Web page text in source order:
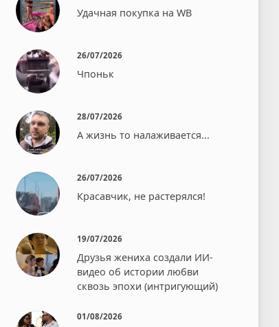
Удачная покупка на WB
26/07/2026
Чпоньк⁠⁠
28/07/2026
А жизнь то налаживается...
26/07/2026
Красавчик, не растерялся!
19/07/2026
Друзья жениха создали ИИ-
видео об истории любви
сквозь эпохи (интригующий)
01/08/2026